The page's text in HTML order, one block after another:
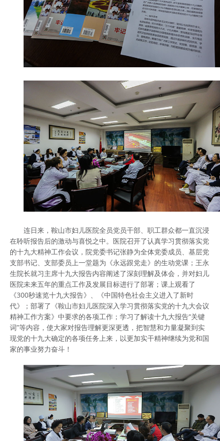
连日来，鞍山市妇儿医院全员党员干部、职工群众都一直沉浸
在聆听报告后的激动与喜悦之中。医院召开了认真学习贯彻落实党
的十九大精神工作会议，院党委书记张静为全体党委成员、基层党
支部书记、支部委员上一堂题为《永远跟党走》的生动党课；王永
生院长就习主席十九大报告内容阐述了深刻理解及体会，并对妇儿
医院未来五年的重点工作及发展目标进行了部署；课上观看了
《300秒速览十九大报告》、《中国特色社会主义进入了新时
代》；部署了《鞍山市妇儿医院深入学习贯彻落实党的十九大会议
精神工作方案》中要求的各项工作；学习了解读十九大报告“关键
词”等内容，使大家对报告理解更深更透，把智慧和力量凝聚到实
现党的十九大确定的各项任务上来，以更加实干精神继续为党和国
家的事业努力奋斗！